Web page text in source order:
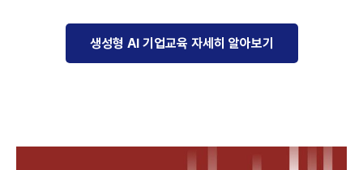
생성형 AI 기업교육 자세히 알아보기